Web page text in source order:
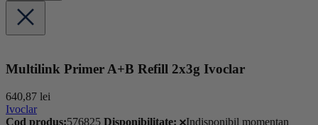
Multilink Primer A+B Refill 2x3g Ivoclar
640,87 lei
Ivoclar
Cod produs:576825 Disponibilitate:
Indisponibil momentan